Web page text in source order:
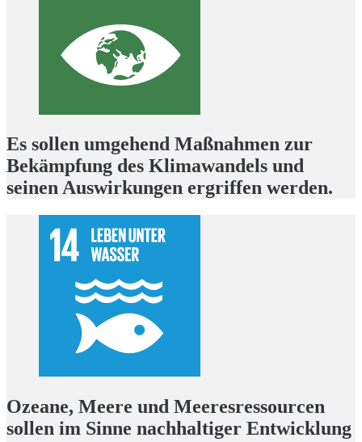
Es sollen umgehend Maßnahmen zur
Bekämpfung des Klimawandels und
seinen Auswirkungen ergriffen werden.
Ozeane, Meere und Meeresressourcen
sollen im Sinne nachhaltiger Entwicklung